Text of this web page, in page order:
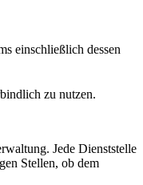
einschließlich dessen
zu nutzen.
Jede Dienststelle
Stellen, ob dem